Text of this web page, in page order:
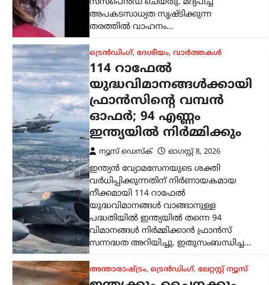
തരത്തിൽ വാഹനം…
ട്രെൻഡിംഗ് ദേശീയം
114 റാഫേൽ
യുദ്ധവിമാനങ്ങൾക്കായി
ഫ്രാൻസിന്റെ വമ്പൻ
ഓഫർ; 94 എണ്ണം
ഇന്ത്യയിൽ നിർമ്മിക്കും
ന്യൂസ് ഡെസ്ക് ഓഗസ്റ്റ്‌ 8, 2026
ഇന്ത്യൻ വ്യോമസേനയുടെ ശക്തി
വർധിപ്പിക്കുന്നതിന് നിർണായകമായ
നീക്കമായി 114 റാഫേൽ
യുദ്ധവിമാനങ്ങൾ വാങ്ങാനുള്ള
പദ്ധതിയിൽ ഇന്ത്യയിൽ തന്നെ 94
വിമാനങ്ങൾ നിർമ്മിക്കാൻ ഫ്രാൻസ്
സന്നദ്ധത അറിയിച്ചു. ഇതുസംബന്ധിച്ച…
അന്താരാഷ്ട്രം ട്രെൻഡിംഗ്, ലേറ്റസ്റ്റ് ന്യൂസ്
ഇന്ത്യക്കും ചൈനക്കും
തിരിച്ചടി; റഷ്യൻ എണ്ണ